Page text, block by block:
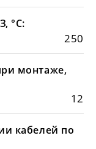
°С:
250
монтаже,
12
кабелей по